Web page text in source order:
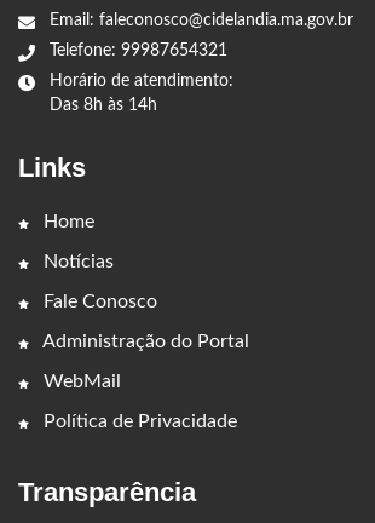
Email: faleconosco@cidelandia.ma.gov.br
Telefone: 99987654321
Horário de atendimento:
Das 8h às 14h
Links
Home
Notícias
Fale Conosco
Administração do Portal
WebMail
Política de Privacidade
Transparência